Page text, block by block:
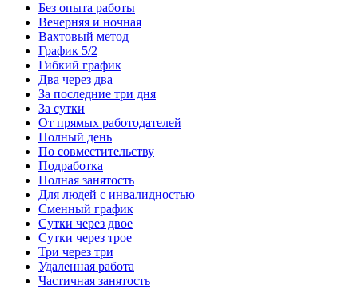
Без опыта работы
Вечерняя и ночная
Вахтовый метод
График 5/2
Гибкий график
Два через два
За последние три дня
За сутки
От прямых работодателей
Полный день
По совместительству
Подработка
Полная занятость
Для людей с инвалидностью
Сменный график
Сутки через двое
Сутки через трое
Три через три
Удаленная работа
Частичная занятость